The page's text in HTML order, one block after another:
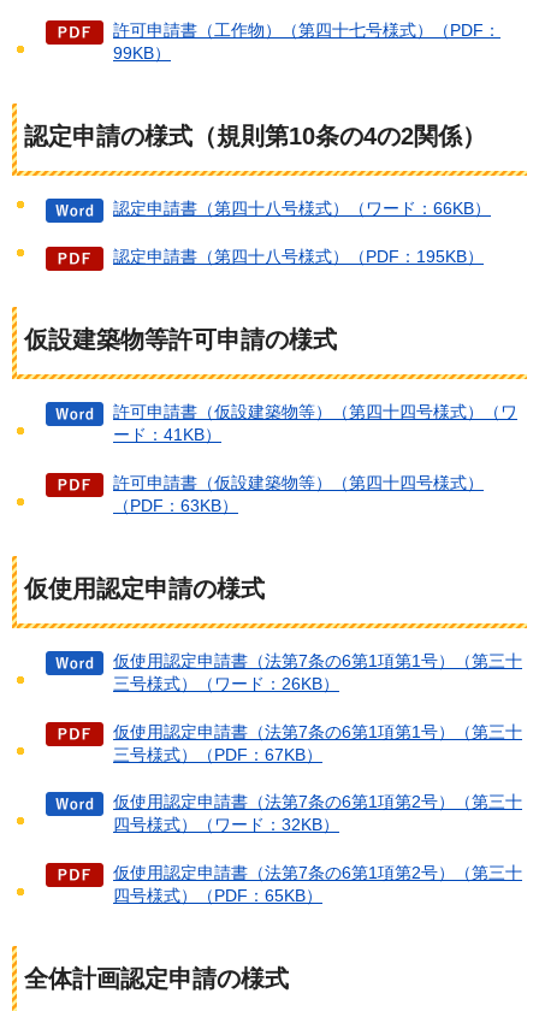
許可申請書（工作物）（第四十七号様式）（PDF：
99KB）
認定申請の様式（規則第10条の4の2関係）
認定申請書（第四十八号様式）（ワード：66KB）
認定申請書（第四十八号様式）（PDF：195KB）
仮設建築物等許可申請の様式
許可申請書（仮設建築物等）（第四十四号様式）（ワ
ード：41KB）
許可申請書（仮設建築物等）（第四十四号様式）
（PDF：63KB）
仮使用認定申請の様式
仮使用認定申請書（法第7条の6第1項第1号）（第三十
三号様式）（ワード：26KB）
仮使用認定申請書（法第7条の6第1項第1号）（第三十
三号様式）（PDF：67KB）
仮使用認定申請書（法第7条の6第1項第2号）（第三十
四号様式）（ワード：32KB）
仮使用認定申請書（法第7条の6第1項第2号）（第三十
四号様式）（PDF：65KB）
全体計画認定申請の様式